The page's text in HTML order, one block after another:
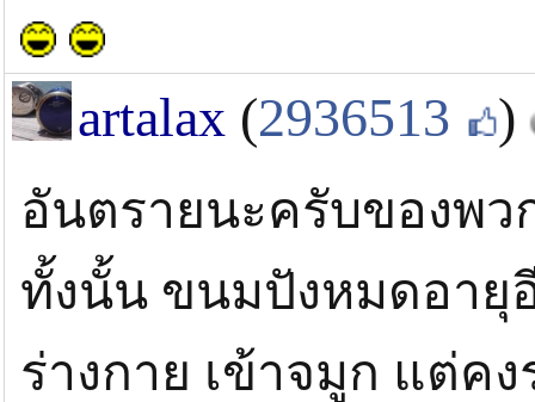
artalax (2936513 )
อันตรายนะครับของพว
ทั้งนั้น ขนมปังหมดอายุ
ร่างกาย เข้าจมูก แต่ค